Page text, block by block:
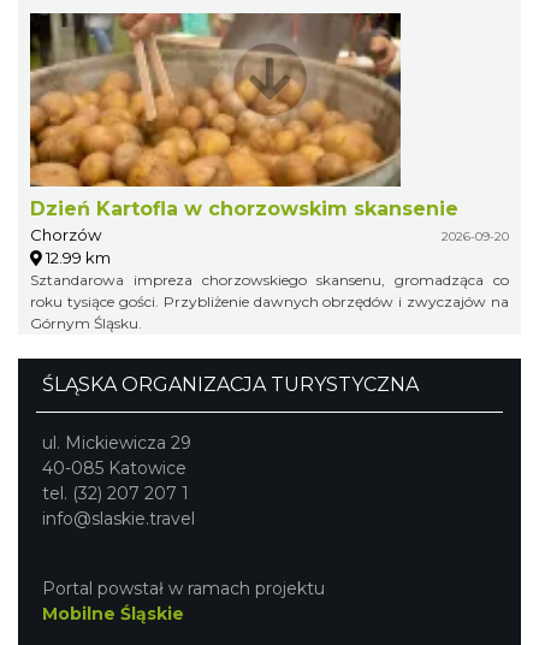
Dzień Kartofla w chorzowskim skansenie
Chorzów 2026-09-20
12.99 km
Sztandarowa impreza chorzowskiego skansenu, gromadząca co
roku tysiące gości. Przybliżenie dawnych obrzędów i zwyczajów na
Górnym Śląsku.
ŚLĄSKA ORGANIZACJA TURYSTYCZNA
ul. Mickiewicza 29
40-085 Katowice
tel. (32) 207 207 1
info@slaskie.travel
Portal powstał w ramach projektu
Mobilne Śląskie